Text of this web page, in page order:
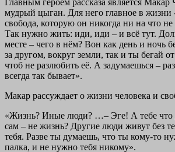
мудрый цыган. Для него главное в жизни
свобода, которую он никогда ни на что
Так нужно жить: иди, иди – и всё тут.
месте – чего в нём? Вон как день и ночь
за другом, вокруг земли, так и ты бегай
чтоб не разлюбить её. А задумаешься –
всегда так бывает».
Макар рассуждает о жизни человека и
«Жизнь? Иные люди? …– Эге! А тебе что
сам – не жизнь? Другие люди живут без
тебя. Разве ты думаешь, что ты кому-то
палка, и не нужно тебя никому».